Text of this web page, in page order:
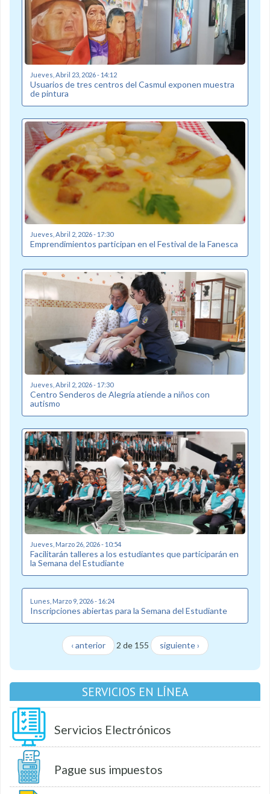
Jueves, Abril 23, 2026 - 14:12
Usuarios de tres centros del Casmul exponen muestra
de pintura
Jueves, Abril 2, 2026 - 17:30
Emprendimientos participan en el Festival de la Fanesca
Jueves, Abril 2, 2026 - 17:30
Centro Senderos de Alegría atiende a niños con
autismo
Jueves, Marzo 26, 2026 - 10:54
Facilitarán talleres a los estudiantes que participarán en
la Semana del Estudiante
Lunes, Marzo 9, 2026 - 16:24
Inscripciones abiertas para la Semana del Estudiante
‹ anterior 2 de 155 siguiente ›
SERVICIOS EN LÍNEA
Servicios Electrónicos
Pague sus impuestos